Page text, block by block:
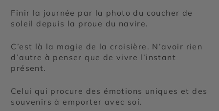
Finir la journée par la photo du coucher de
soleil depuis la proue du navire.
C’est là la magie de la croisière. N’avoir rien
d’autre à penser que de vivre l’instant
présent.
Celui qui procure des émotions uniques et des
souvenirs à emporter avec soi.